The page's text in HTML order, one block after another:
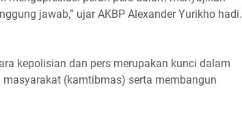
jawab,” ujar AKBP Alexander Yurikho hadi.
kepolisian dan pers merupakan kunci dalam
(kamtibmas) serta membangun